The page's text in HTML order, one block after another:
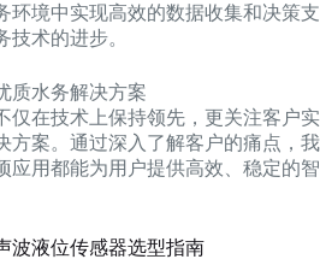
环境中实现高效的数据收集和决策支
术的进步。
质水务解决方案
仅在技术上保持领先，更关注客户实
方案。通过深入了解客户的痛点，我
应用都能为用户提供高效、稳定的智
波液位传感器选型指南